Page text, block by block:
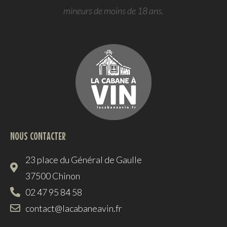
mineurs de moins de 18 ans.
NOUS CONTACTER
23 place du Général de Gaulle
37500 Chinon
02 47 95 84 58
contact@lacabaneavin.fr